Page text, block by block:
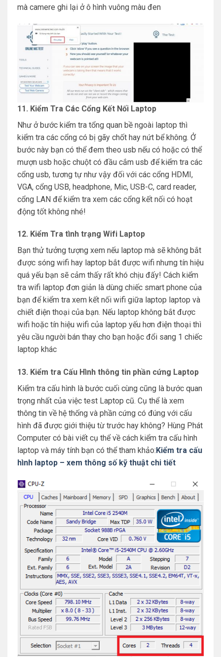
mà camere ghi lại ở ô hình vuông màu đen
11. Kiểm Tra Các Cổng Kết Nối Laptop
Như ở bước kiểm tra tổng quan bề ngoài laptop thì
kiểm tra các cổng có bị gãy chốt hay nứt bể không. Ở
bước này bạn có thể đem theo usb nếu có hoặc có thể
mượn usb hoặc chuột có đầu cắm usb để kiểm tra các
cổng usb, tương tự như vậy đối với các cổng HDMI,
VGA, cổng USB, headphone, Mic, USB-C, card reader,
cổng LAN để kiểm tra xem các cổng kết nối có hoạt
động tốt không nhé!
12. Kiểm Tra tình trạng Wifi Laptop
Bạn thử tưởng tượng xem nếu laptop mà sẽ không bắt
được sóng wifi hay laptop bắt được wifi nhưng tín hiệu
quá yếu bạn sẽ cảm thấy rất khó chịu đấy! Cách kiểm
tra wifi laptop đơn giản là dùng chiếc smart phone của
bạn để kiểm tra xem kết nối wifi giữa laptop laptop và
chiết điện thoại của bạn. Nếu laptop không bắt được
wifi hoặc tín hiệu wifi của laptop yếu hơn điện thoại thì
yêu cầu người bán thay cho bạn hoặc đổi sang 1 chiếc
laptop khác
13. Kiểm tra Cấu Hình thông tin phần cứng Laptop
Kiểm tra cấu hình là bước cuối cùng cũng là bước quan
trọng nhất của việc test Laptop cũ. Cụ thể là xem
thông tin về hệ thống và phần cứng có đúng với cấu
hình đã được giới thiệu từ trước hay không? Hùng Phát
Computer có bài viết cụ thể về cách kiểm tra cấu hình
laptop và máy tính bạn có thể tham khảo:Kiểm tra cấu
hình laptop – xem thông số kỹ thuật chi tiết